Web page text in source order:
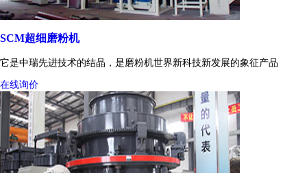
SCM超细磨粉机
它是中瑞先进技术的结晶，是磨粉机世界新科技新发展的象征产品
在线询价